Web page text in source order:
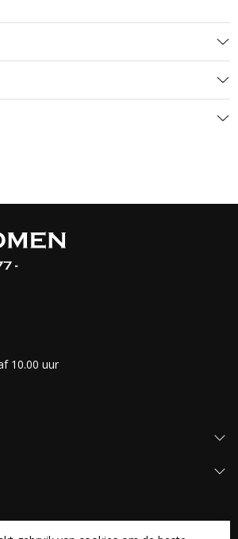
10.00 uur
nieuwsbrief en blijf op de hoogte van onze